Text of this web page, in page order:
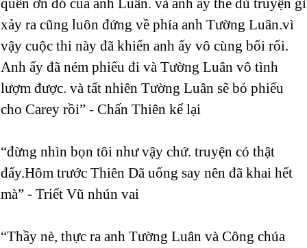
xảy ra cũng luôn đứng về phía anh Tường Luân.vì
vậy cuộc thi này đã khiến anh ấy vô cùng bối rối.
Anh ấy đã ném phiếu đi và Tường Luân vô tình
lượm được. và tất nhiên Tường Luân sẽ bỏ phiếu
cho Carey rồi” - Chấn Thiên kể lại
“đừng nhìn bọn tôi như vậy chứ. truyện có thật
đấy.Hôm trước Thiên Dã uống say nên đã khai hết
mà” - Triết Vũ nhún vai
“Thầy nè, thực ra anh Tường Luân và Công chúa